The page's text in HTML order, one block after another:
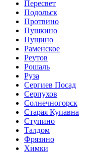
Пересвет
Подольск
Протвино
Пушкино
Пущино
Раменское
Реутов
Рошаль
Руза
Сергиев Посад
Серпухов
Солнечногорск
Старая Купавна
Ступино
Талдом
Фрязино
Химки